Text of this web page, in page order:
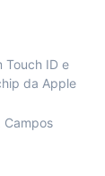
Touch ID e
da Apple
Campos